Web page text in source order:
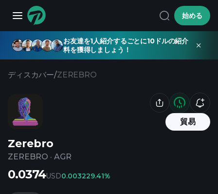
始める
お友達を1人紹介するごとに10ドルの紹介
料を獲得しましょう！
ディスカバー/ZEREBRO
貿易
Zerebro
ZEREBRO · AGR
0.0374USD0.003229.41%